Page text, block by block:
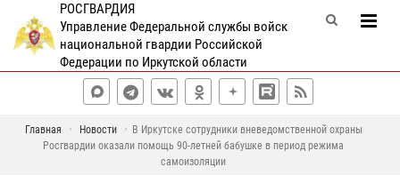
РОСГВАРДИЯ
Управление Федеральной службы войск
национальной гвардии Российской
Федерации по Иркутской области
Главная Новости
В Иркутске сотрудники вневедомственной охраны
Росгвардии оказали помощь 90-летней бабушке в период режима
самоизоляции